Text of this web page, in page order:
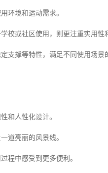
环境和运动需求。
校或社区使用，则更注重实用性
支撑等特性，满足不同使用场景
和人性化设计。
道亮丽的风景线。
程中感受到更多便利。